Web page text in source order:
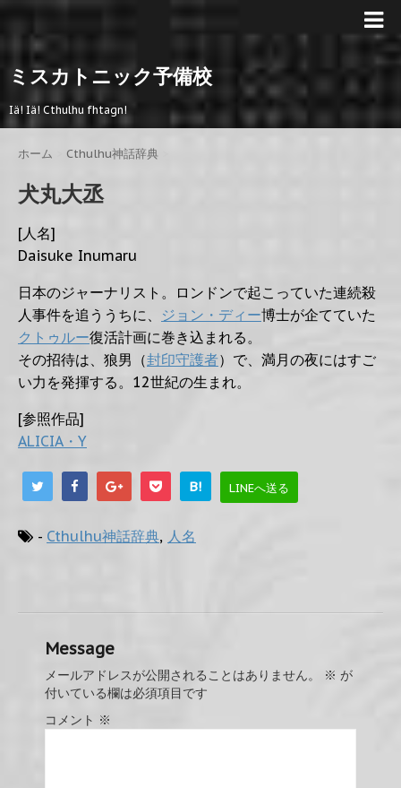
ミスカトニック予備校
Iä! Iä! Cthulhu fhtagn!
ホーム Cthulhu神話辞典
犬丸大丞
[人名]
Daisuke Inumaru
日本のジャーナリスト。ロンドンで起こっていた連続殺
人事件を追ううちに、 ジョン・ディー博士が企てていた
クトゥルー復活計画に巻き込まれる。
その招待は、狼男（封印守護者）で、満月の夜にはすご
い力を発揮する。12世紀の生まれ。
[参照作品]
ALICIA・Y
B! LINEへ送る
- Cthulhu神話辞典, 人名
Message
メールアドレスが公開されることはありません。 ※ が
付いている欄は必須項目です
コメント ※